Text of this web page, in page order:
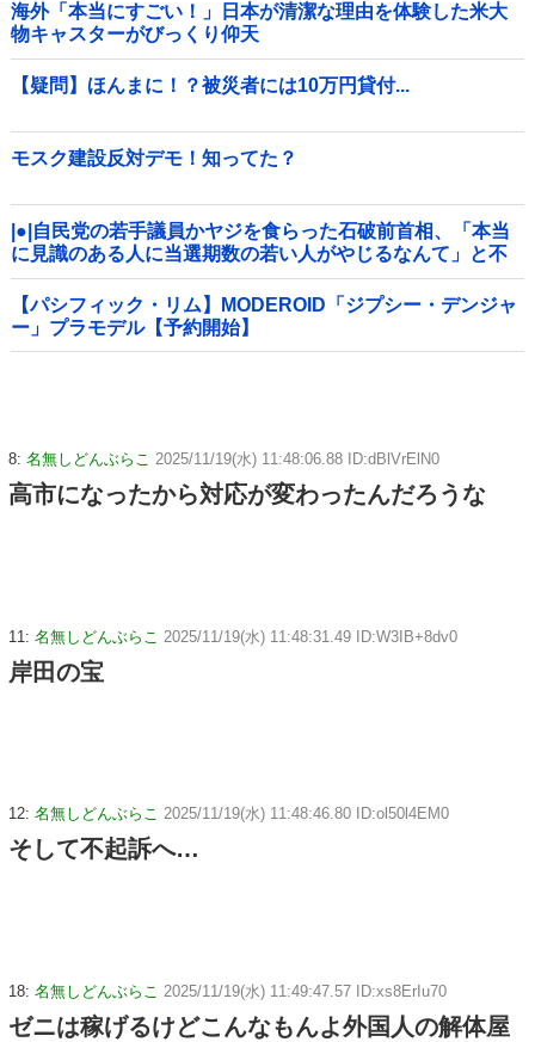
海外「本当にすごい！」日本が清潔な理由を体験した米大
物キャスターがびっくり仰天
【疑問】ほんまに！？被災者には10万円貸付...
モスク建設反対デモ！知ってた？
|●|自民党の若手議員かヤジを食らった石破前首相、「本当
に見識のある人に当選期数の若い人がやじるなんて」と不
満たらたらな様子を見せて……
【パシフィック・リム】MODEROID「ジプシー・デンジャ
ー」プラモデル【予約開始】
8: 名無しどんぶらこ 2025/11/19(水) 11:48:06.88 ID:dBlVrElN0
高市になったから対応が変わったんだろうな
11: 名無しどんぶらこ 2025/11/19(水) 11:48:31.49 ID:W3IB+8dv0
岸田の宝
12: 名無しどんぶらこ 2025/11/19(水) 11:48:46.80 ID:ol50l4EM0
そして不起訴へ…
18: 名無しどんぶらこ 2025/11/19(水) 11:49:47.57 ID:xs8ErIu70
ゼニは稼げるけどこんなもんよ外国人の解体屋